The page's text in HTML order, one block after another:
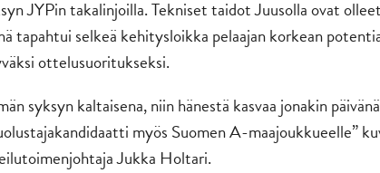
JYPin takalinjoilla. Tekniset taidot Juusolla ovat
tapahtui selkeä kehitysloikka pelaajan korkean
ottelusuoritukseksi.
syksyn kaltaisena, niin hänestä kasvaa jonakin
myös Suomen A-maajoukkueelle”
Jukka Holtari.